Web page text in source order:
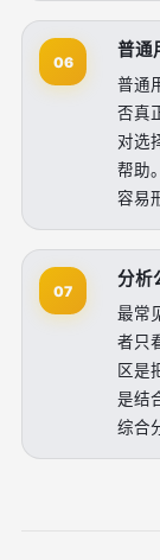
06
普通
普通
否真
对选
帮助
容易
07
分析
最常
者只
区是
是结
综合